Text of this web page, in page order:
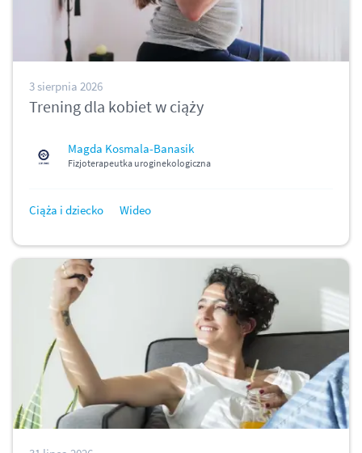
3 sierpnia 2026
Trening dla kobiet w ciąży
Magda Kosmala-Banasik
Fizjoterapeutka uroginekologiczna
Ciąża i dziecko Wideo